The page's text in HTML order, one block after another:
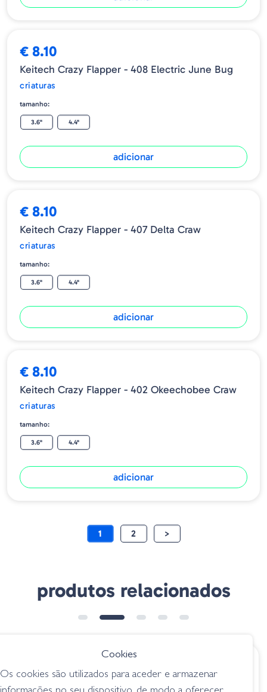
€ 8.10
Keitech Crazy Flapper - 408 Electric June Bug
criaturas
tamanho:
3.6" 4.4"
adicionar
€ 8.10
Keitech Crazy Flapper - 407 Delta Craw
criaturas
tamanho:
3.6" 4.4"
adicionar
€ 8.10
Keitech Crazy Flapper - 402 Okeechobee Craw
criaturas
tamanho:
3.6" 4.4"
adicionar
1 2 >
produtos relacionados
€ 8.50
Gambler Komodo -
Geecrack Imo
Cookies
Os cookies são utilizados para aceder e armazenar